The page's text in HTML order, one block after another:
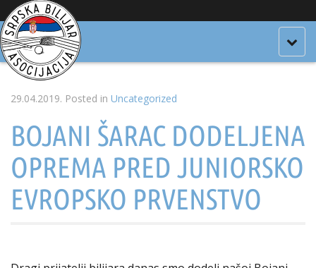
29.04.2019. Posted in Uncategorized
BOJANI ŠARAC DODELJENA
OPREMA PRED JUNIORSKO
EVROPSKO PRVENSTVO